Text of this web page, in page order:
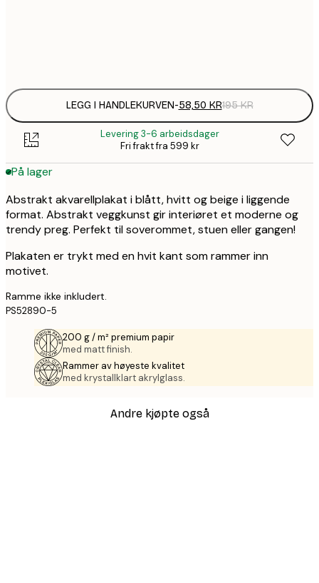
LEGG I HANDLEKURVEN-58,50 KR195 KR
Levering 3-6 arbeidsdager
Fri frakt fra 599 kr
På lager
Abstrakt akvarellplakat i blått, hvitt og beige i liggende
format. Abstrakt veggkunst gir interiøret et moderne og
trendy preg. Perfekt til soverommet, stuen eller gangen!
Plakaten er trykt med en hvit kant som rammer inn
motivet.
Ramme ikke inkludert.
PS52890-5
200 g / m² premium papir
med matt finish.
Rammer av høyeste kvalitet
med krystallklart akrylglass.
Andre kjøpte også